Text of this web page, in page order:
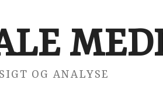
OG ANALYSE